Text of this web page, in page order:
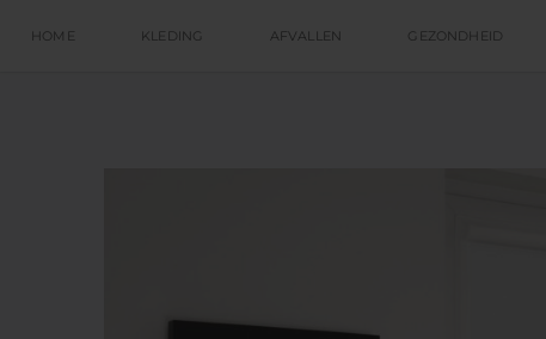
HOME KLEDING AFVALLEN GEZONDHEID